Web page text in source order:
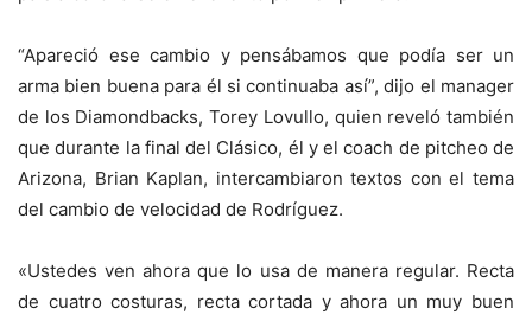
“Apareció ese cambio y pensábamos que podía ser un
arma bien buena para él si continuaba así”, dijo el manager
de los Diamondbacks, Torey Lovullo, quien reveló también
que durante la final del Clásico, él y el coach de pitcheo de
Arizona, Brian Kaplan, intercambiaron textos con el tema
del cambio de velocidad de Rodríguez.
«Ustedes ven ahora que lo usa de manera regular. Recta
de cuatro costuras, recta cortada y ahora un muy buen